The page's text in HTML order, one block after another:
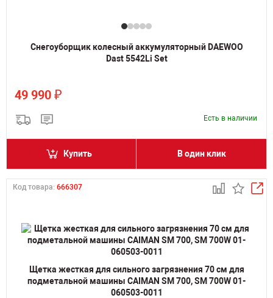
Снегоуборщик колесный аккумуляторный DAEWOO
Dast 5542Li Set
49 990 ₽
Есть в наличии
Купить В один клик
Код товара: 666307
Щетка жесткая для сильного загрязнения 70 см для
подметальной машины CAIMAN SM 700, SM 700W 01-
060503-0011